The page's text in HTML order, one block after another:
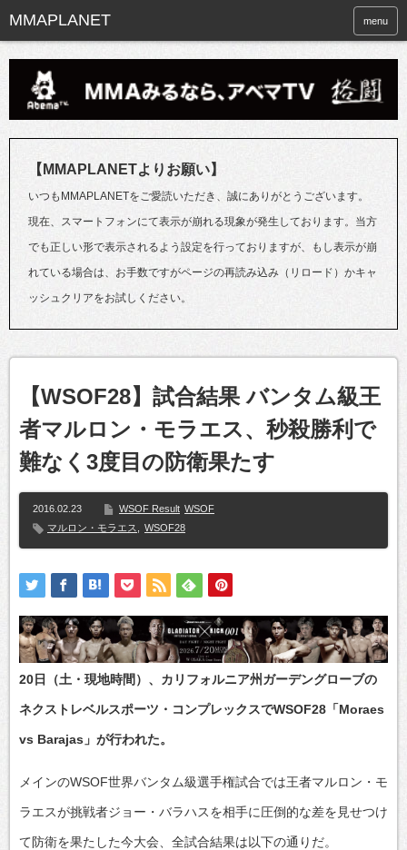
menu
【MMAPLANETよりお願い】
いつもMMAPLANETをご愛読いただき、誠にありがとうございます。
現在、スマートフォンにて表示が崩れる現象が発生しております。当方
でも正しい形で表示されるよう設定を行っておりますが、もし表示が崩
れている場合は、お手数ですがページの再読み込み（リロード）かキャ
ッシュクリアをお試しください。
【WSOF28】試合結果 バンタム級王
者マルロン・モラエス、秒殺勝利で
難なく3度目の防衛果たす
2016.02.23 WSOF Result WSOF
マルロン・モラエス
WSOF28
20日（土・現地時間）、カリフォルニア州ガーデングローブの
ネクストレベルスポーツ・コンプレックスでWSOF28「Moraes
vs Barajas」が行われた。
メインのWSOF世界バンタム級選手権試合では王者マルロン・モ
ラエスが挑戦者ジョー・バラハスを相手に圧倒的な差を見せつけ
て防衛を果たした今大会、全試合結果は以下の通りだ。